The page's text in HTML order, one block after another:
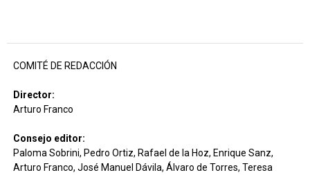
COMITÉ DE REDACCIÓN
Director:
Arturo Franco
Consejo editor:
Paloma Sobrini, Pedro Ortiz, Rafael de la Hoz, Enrique Sanz,
Arturo Franco, José Manuel Dávila, Álvaro de Torres, Teresa